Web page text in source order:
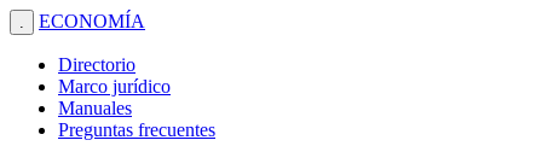
. ECONOMÍA
Directorio
Marco jurídico
Manuales
Preguntas frecuentes